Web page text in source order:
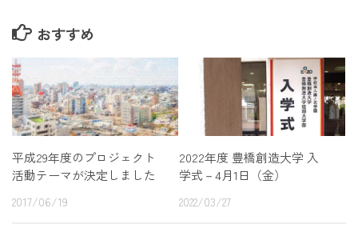
おすすめ
平成29年度のプロジェクト
活動テーマが決定しました
2017/06/19
2022年度 豊橋創造大学 入
学式－4月1日（金）
2022/03/27